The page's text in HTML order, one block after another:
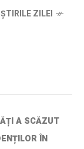
ȘTIRILE ZILEI
A SCĂZUT
ÎN